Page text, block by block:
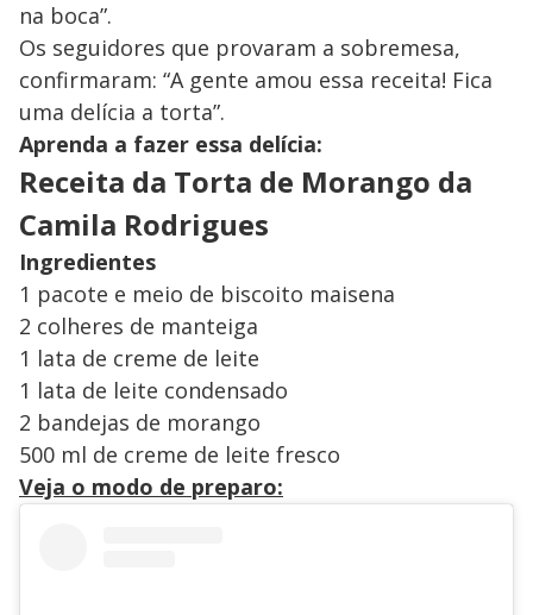
na boca”.
Os seguidores que provaram a sobremesa,
confirmaram: “A gente amou essa receita! Fica
uma delícia a torta”.
Aprenda a fazer essa delícia:
Receita da Torta de Morango da
Camila Rodrigues
Ingredientes
1 pacote e meio de biscoito maisena
2 colheres de manteiga
1 lata de creme de leite
1 lata de leite condensado
2 bandejas de morango
500 ml de creme de leite fresco
Veja o modo de preparo: